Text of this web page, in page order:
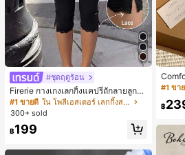
#ชุดฤดูร้อน
Firerie กางเกงเลกกิ้งแคปรีถักลายลูกไม้
สีดำหรูหราสำหรับผู้หญิง อเนกประสงค์
สำหรับกีฬา แฟชั่น ชายหาด เทศกาลด
#1 ขายดี
ใน โพลีเอสเตอร์ เลกกิ้งสตรี
300+ sold
฿199
งระบ
#1 ขา
฿